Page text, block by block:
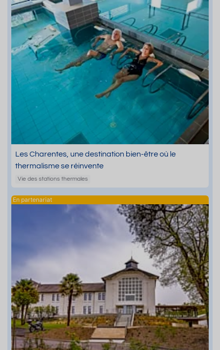
Les Charentes, une destination bien-être où le
thermalisme se réinvente
Vie des stations thermales